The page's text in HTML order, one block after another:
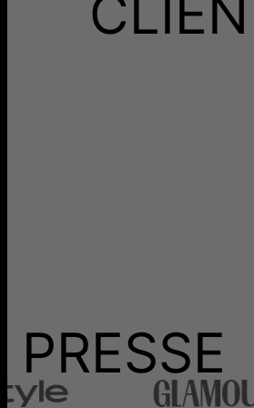
Les délais mentionnés
production.
PRESSE